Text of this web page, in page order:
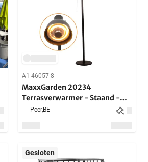
A1-46057-8
MaxxGarden 20234
Terrasverwarmer - Staand -
Retro design - 2000 W
Peer,BE
Gesloten